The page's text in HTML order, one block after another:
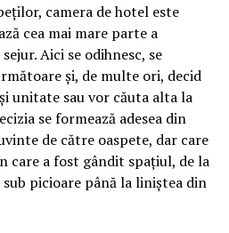
camera de hotel este
cea mai mare parte a
Aici se odihnesc, se
și, de multe ori, decid
unitate sau vor căuta alta la
se formează adesea din
de către oaspete, dar care
care a fost gândit spațiul, de la
picioare până la liniștea din